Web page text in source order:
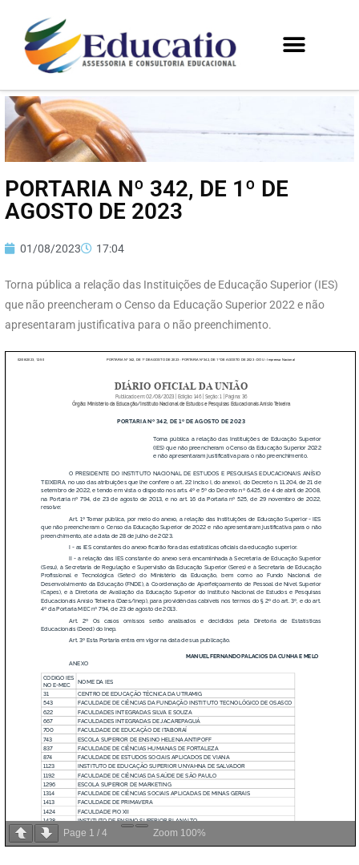
PORTARIA Nº 342, DE 1º DE
AGOSTO DE 2023
01/08/2023 17:04
Torna pública a relação das Instituições de Educação Superior (IES)
que não preencheram o Censo da Educação Superior 2022 e não
apresentaram justificativa para o não preenchimento.
Page 1 / 4 Zoom 100%